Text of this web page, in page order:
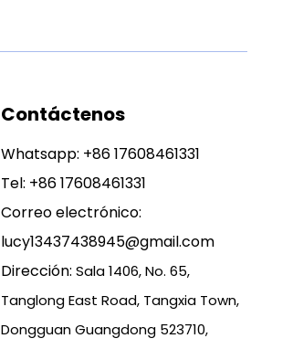
Contáctenos
Whatsapp: +86 17608461331
Tel: +86 17608461331
Correo electrónico:
lucy13437438945@gmail.com
Dirección:Sala 1406, No. 65,
Tanglong East Road, Tangxia Town,
Dongguan Guangdong 523710,